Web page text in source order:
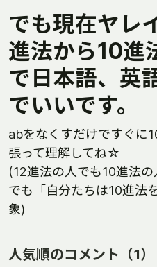
でも現在ヤレ
進法から10進
で日本語、英
でいいです。
abをなくすだけですぐに
張って理解してね☆
(12進法の人でも10進法
でも「自分たちは10進法
象)
人気順のコメント （1）